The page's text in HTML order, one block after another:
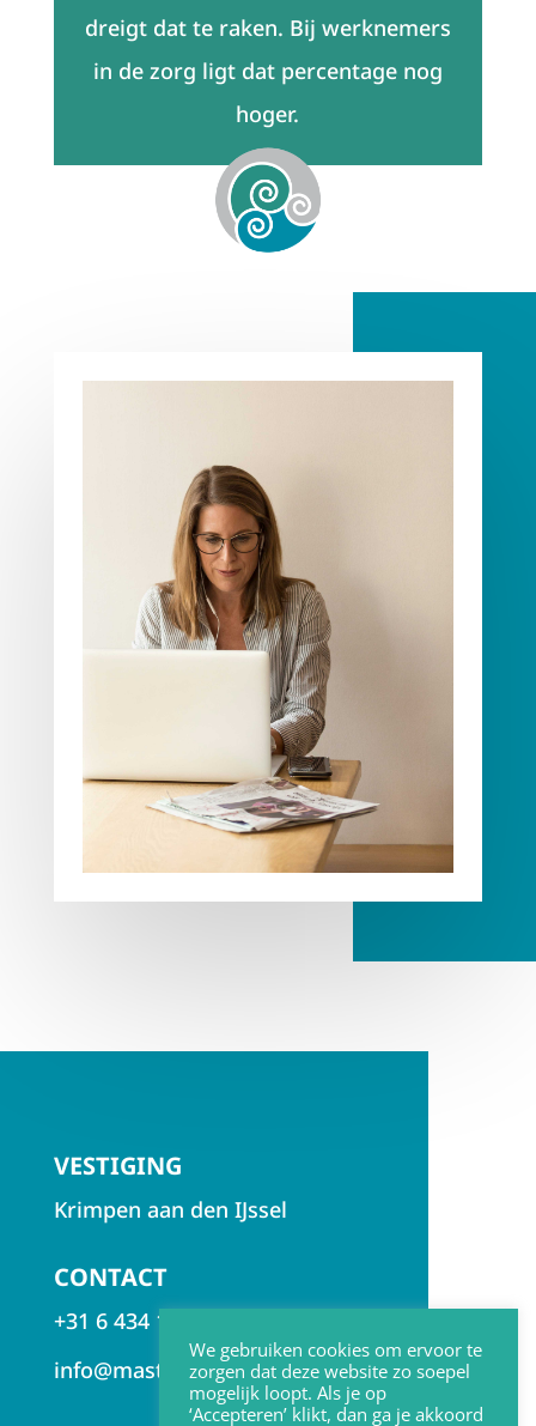
dreigt dat te raken. Bij werknemers
in de zorg ligt dat percentage nog
hoger.
VESTIGING
Krimpen aan den IJssel
CONTACT
+31 6 434 155 99
info@mastenbroekmzm.nl
We gebruiken cookies om ervoor te
zorgen dat deze website zo soepel
mogelijk loopt. Als je op
‘Accepteren’ klikt, dan ga je akkoord